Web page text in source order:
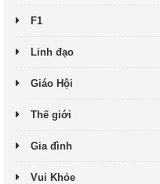
F1
Linh đạo
Giáo Hội
Thế giới
Gia đình
Vui Khỏe